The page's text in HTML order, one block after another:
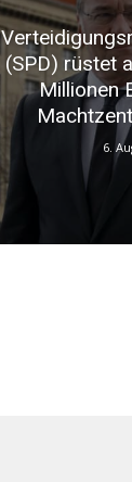
(SPD) rüstet
Millionen
6.